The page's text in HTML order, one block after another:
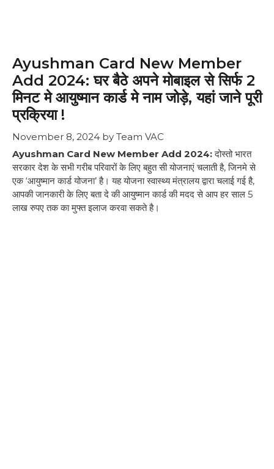
Ayushman Card New Member
Add 2024: घर बैठे अपने मोबाइल से सिर्फ 2
मिनट मे आयुष्मान कार्ड मे नाम जोड़े, यहां जाने पूरी
प्रक्रिया !
November 8, 2024 by Team VAC
Ayushman Card New Member Add 2024:दोस्तो भारत
सरकार देश के सभी गरीब परिवारों के लिए बहुत सी योजनाएं चलाती है, जिनमे से
एक ‘आयुष्मान कार्ड योजना’ है। यह योजना स्वास्थ्य मंत्रालय द्वारा चलाई गई है,
आपकी जानकारी के लिए बता दे की आयुष्मान कार्ड की मदद से आप हर साल 5
लाख रुपए तक का मुफ्त इलाज करवा सकते है।